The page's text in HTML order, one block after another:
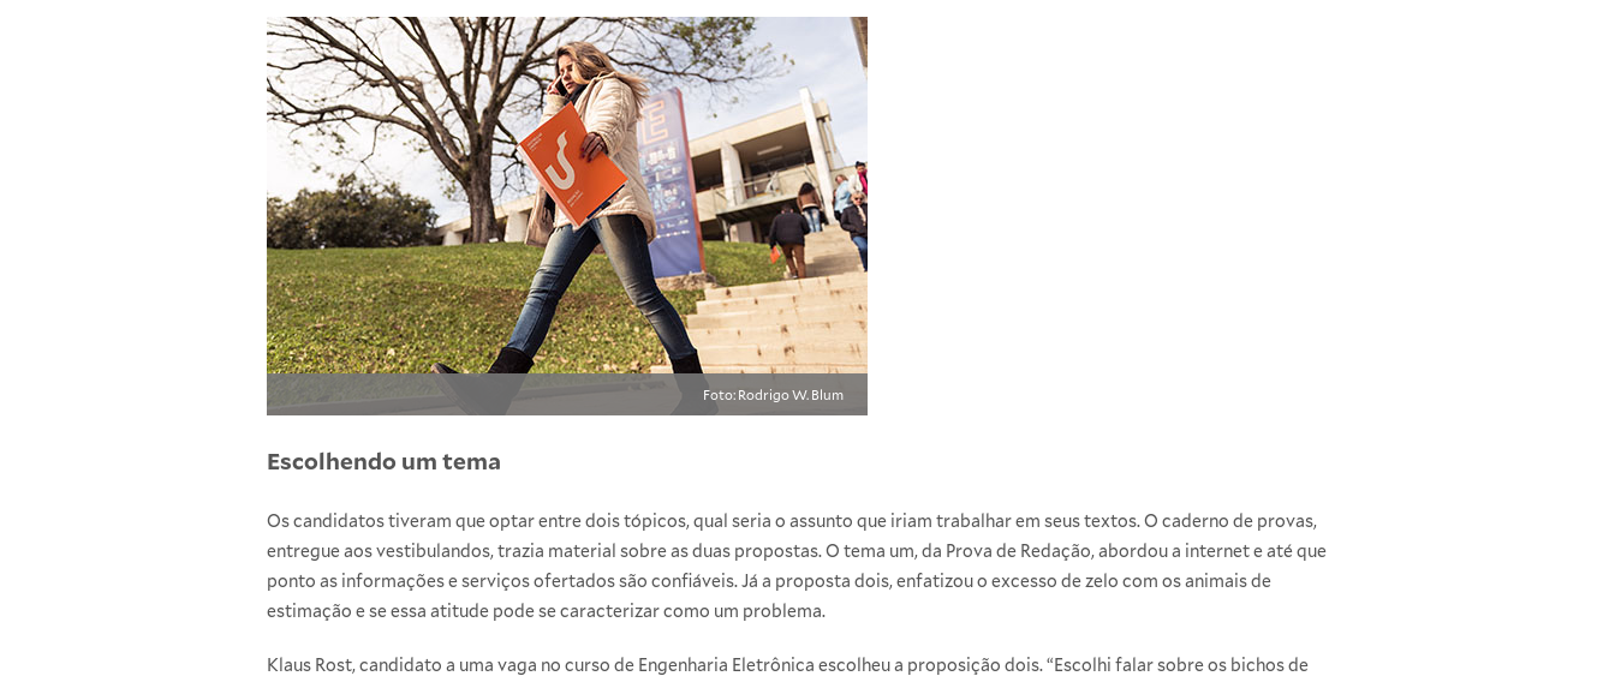
Foto: Rodrigo W. Blum
Escolhendo um tema
Os candidatos tiveram que optar entre dois tópicos, qual seria o assunto que iriam trabalhar em seus textos. O caderno de provas,
entregue aos vestibulandos, trazia material sobre as duas propostas. O tema um, da Prova de Redação, abordou a internet e até que
ponto as informações e serviços ofertados são confiáveis. Já a proposta dois, enfatizou o excesso de zelo com os animais de
estimação e se essa atitude pode se caracterizar como um problema.
Klaus Rost, candidato a uma vaga no curso de Engenharia Eletrônica escolheu a proposição dois. “Escolhi falar sobre os bichos de